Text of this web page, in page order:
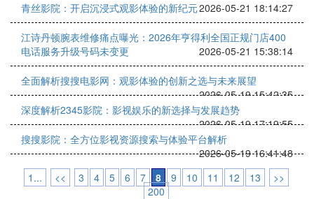
青丝影院：开启沉浸式观影体验的新纪元2026-05-21 18:14:27
江诗丹顿腕表维修痛点曝光：2026年亨得利全国正规门店400
电话服务升级号码未变更
2026-05-21 15:38:14
全面解析搜搜电影网：观影体验的创新之选与未来展望
2026-05-19 15:42:35
深度解析2345影院：影视娱乐的新选择与发展趋势
2026-05-19 17:19:55
搜搜影院：全方位影视资源搜索与体验平台解析
2026-05-19 16:41:48
1...
<< 3 4 5 6 7 8 9 10 11 12 13
>>
200